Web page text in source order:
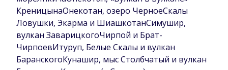
КреницынаОнекотан, озеро ЧерноеСкалы
Ловушки, Экарма и ШиашкотанСимушир,
вулкан ЗаварицкогоЧирпой и Брат-
ЧирпоевИтуруп, Белые Скалы и вулкан
БаранскогоКунашир, мыс Столбчатый и вулкан